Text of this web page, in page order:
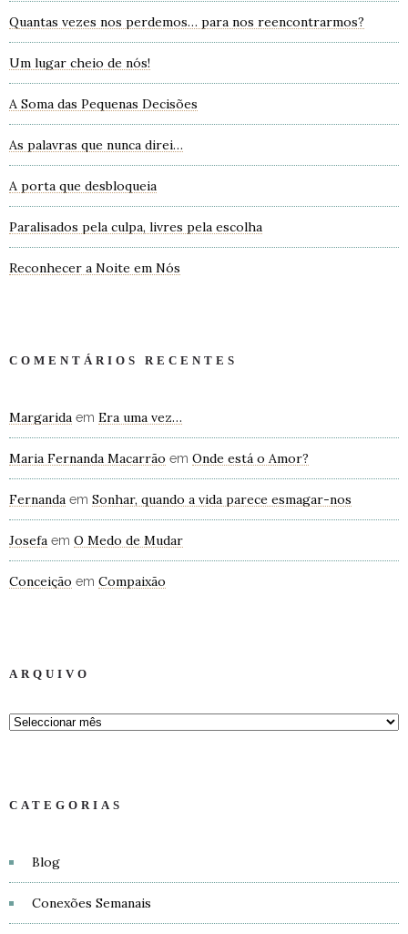
Quantas vezes nos perdemos… para nos reencontrarmos?
Um lugar cheio de nós!
A Soma das Pequenas Decisões
As palavras que nunca direi…
A porta que desbloqueia
Paralisados pela culpa, livres pela escolha
Reconhecer a Noite em Nós
COMENTÁRIOS RECENTES
Margarida em Era uma vez…
Maria Fernanda Macarrão em Onde está o Amor?
Fernanda em Sonhar, quando a vida parece esmagar-nos
Josefa em O Medo de Mudar
Conceição em Compaixão
ARQUIVO
CATEGORIAS
Blog
Conexões Semanais